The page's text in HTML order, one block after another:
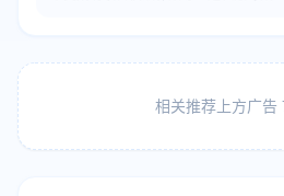
相关推荐上方广告